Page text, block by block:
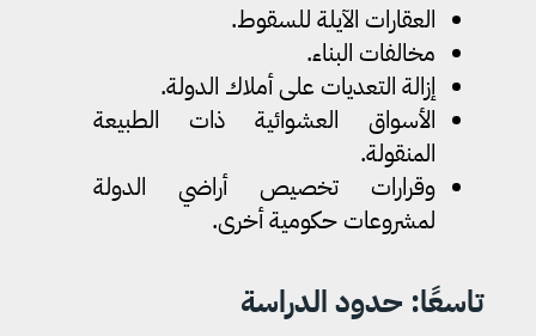
العقارات الآيلة للسقوط.
مخالفات البناء.
إزالة التعديات على أملاك الدولة.
الأسواق العشوائية ذات الطبيعة
المنقولة.
وقرارات تخصيص أراضي الدولة
لمشروعات حكومية أخرى.
تاسعًا: حدود الدراسة